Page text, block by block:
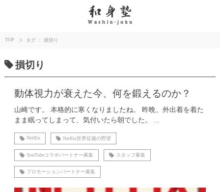
TOP タグ ： 損切り
損切り
動体視力が衰えた今、何を鍛えるのか？
山崎です。 本格的に寒くなりましたね。 昨晩、外出着を着た
まま眠ってしまって、気付いたら朝でした。 ...
Netflix Netflix世界征服の野望
YouTubeコラボパートナー募集 スタッフ募集
プロモーションパートナー募集